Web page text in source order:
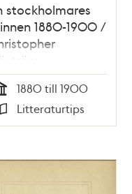
stockholmares
1880-1900 /
1880 till 1900
Litteraturtips